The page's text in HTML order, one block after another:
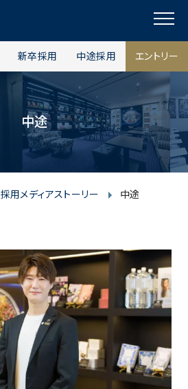
MENU
新卒採用 中途採用 エントリー
中途
採用メディアストーリー 中途
s
t
a
m
c
e
b
o
o
k
i
t
t
e
r
u
t
u
b
e